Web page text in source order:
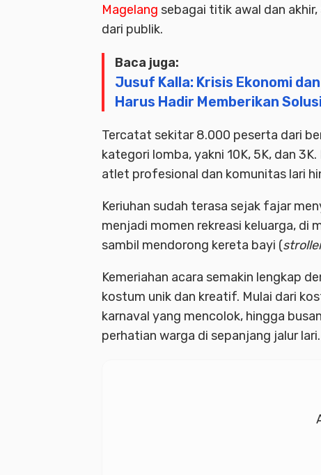
Magelang sebagai titik awal dan
dari publik.
Baca juga:
Jusuf Kalla: Krisis Ekonomi
Harus Hadir Memberikan Solusi
Tercatat sekitar 8.000 peserta dari
kategori lomba, yakni 10K, 5K, dan
atlet profesional dan komunitas lari
Keriuhan sudah terasa sejak fajar
menjadi momen rekreasi keluarga, di
sambil mendorong kereta bayi (
Kemeriahan acara semakin lengkap
kostum unik dan kreatif. Mulai dari
karnaval yang mencolok, hingga
perhatian warga di sepanjang jalur lari.